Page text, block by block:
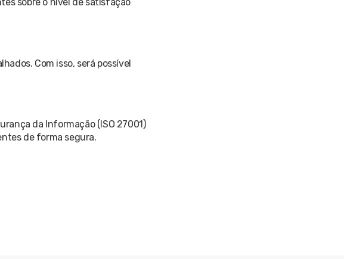
Com isso, será possível
da Informação (ISO 27001)
de forma segura.